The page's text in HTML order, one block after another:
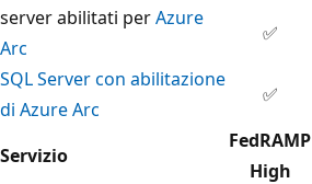
server abilitati perAzure
Arc
✅
SQL Server con abilitazione
di Azure Arc
✅
Servizio
FedRAMP
High